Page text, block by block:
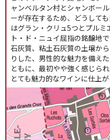
ャンベルタン村とシャンボー
ーが存在するため、どうして
はグラン・クリュ5つとプル
ト・ド・ニュイ屈指の銘醸地で
石灰質、粘土石灰質の土壌か
りした、男性的な魅力を備え
ともに、最初やや強く感じら
とても魅力的なワインに仕上が